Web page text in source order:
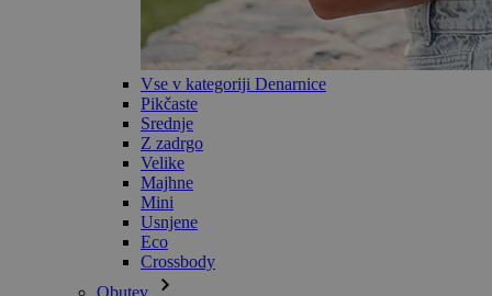
Vse v kategoriji Denarnice
Pikčaste
Srednje
Z zadrgo
Velike
Majhne
Mini
Usnjene
Eco
Crossbody